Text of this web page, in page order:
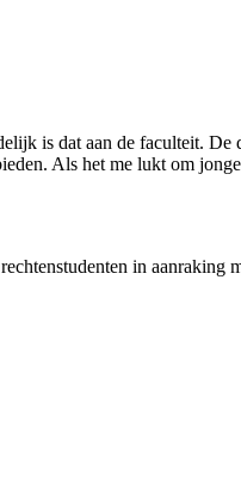
is dat aan de faculteit. De
Als het me lukt om
in aanraking